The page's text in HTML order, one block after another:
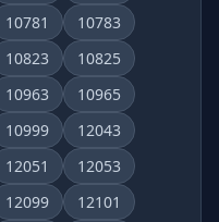
10781
10783
10823
10825
10963
10965
10999
12043
12051
12053
12099
12101